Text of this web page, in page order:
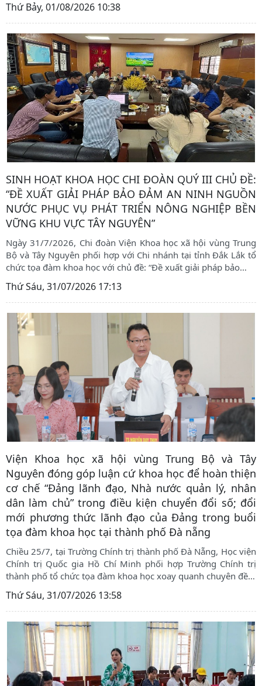
Thứ Bảy, 01/08/2026 10:38
SINH HOẠT KHOA HỌC CHI ĐOÀN QUÝ III CHỦ ĐỀ:
“ĐỀ XUẤT GIẢI PHÁP BẢO ĐẢM AN NINH NGUỒN
NƯỚC PHỤC VỤ PHÁT TRIỂN NÔNG NGHIỆP BỀN
VỮNG KHU VỰC TÂY NGUYÊN”
Ngày 31/7/2026, Chi đoàn Viện Khoa học xã hội vùng Trung
Bộ và Tây Nguyên phối hợp với Chi nhánh tại tỉnh Đắk Lắk tổ
chức tọa đàm khoa học với chủ đề: “Đề xuất giải pháp bảo…
Thứ Sáu, 31/07/2026 17:13
Viện Khoa học xã hội vùng Trung Bộ và Tây
Nguyên đóng góp luận cứ khoa học để hoàn thiện
cơ chế “Đảng lãnh đạo, Nhà nước quản lý, nhân
dân làm chủ” trong điều kiện chuyển đổi số; đổi
mới phương thức lãnh đạo của Đảng trong buổi
tọa đàm khoa học tại thành phố Đà nẵng
Chiều 25/7, tại Trường Chính trị thành phố Đà Nẵng, Học viện
Chính trị Quốc gia Hồ Chí Minh phối hợp Trường Chính trị
thành phố tổ chức tọa đàm khoa học xoay quanh chuyên đề…
Thứ Sáu, 31/07/2026 13:58